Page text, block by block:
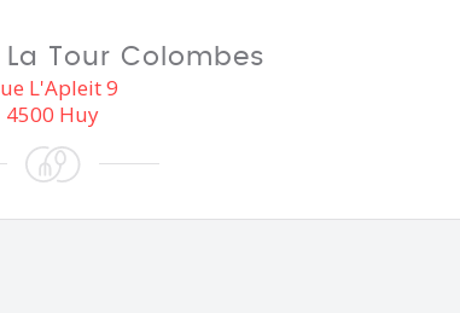
Tour Colombes
L'Apleit 9
4500 Huy